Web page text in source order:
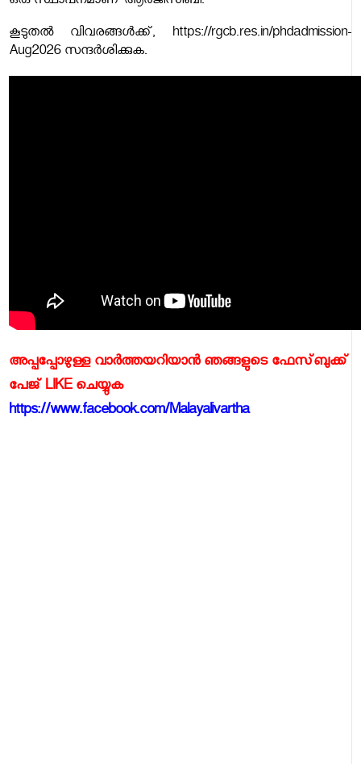
കൂടുതല്‍ വിവരങ്ങള്‍ക്ക്, https://rgcb.res.in/phdadmission-
Aug2026 സന്ദര്‍ശിക്കുക.
അപ്പപ്പോഴുള്ള വാര്‍ത്തയറിയാന്‍ ഞങ്ങളുടെ ഫേസ്‌ബുക്ക്‌
പേജ് LIKE ചെയ്യുക
https://www.facebook.com/Malayalivartha